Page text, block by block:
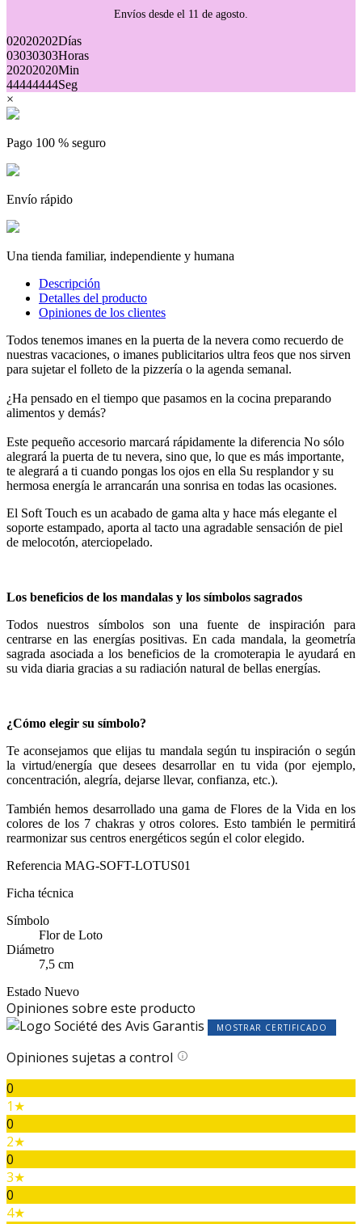
Envíos desde el 11 de agosto.
02020202Días
03030303Horas
20202020Min
44444444Seg
×
Pago 100 % seguro
Envío rápido
Una tienda familiar, independiente y humana
Descripción
Detalles del producto
Opiniones de los clientes
Todos tenemos imanes en la puerta de la nevera como recuerdo de
nuestras vacaciones, o imanes publicitarios ultra feos que nos sirven
para sujetar el folleto de la pizzería o la agenda semanal.
¿Ha pensado en el tiempo que pasamos en la cocina preparando
alimentos y demás?
Este pequeño accesorio marcará rápidamente la diferencia No sólo
alegrará la puerta de tu nevera, sino que, lo que es más importante,
te alegrará a ti cuando pongas los ojos en ella Su resplandor y su
hermosa energía le arrancarán una sonrisa en todas las ocasiones.
El Soft Touch es un acabado de gama alta y hace más elegante el
soporte estampado, aporta al tacto una agradable sensación de piel
de melocotón, aterciopelado.
Los beneficios de los mandalas y los símbolos sagrados
Todos nuestros símbolos son una fuente de inspiración para
centrarse en las energías positivas. En cada mandala, la geometría
sagrada asociada a los beneficios de la cromoterapia le ayudará en
su vida diaria gracias a su radiación natural de bellas energías.
¿Cómo elegir su símbolo?
Te aconsejamos que elijas tu mandala según tu inspiración o según
la virtud/energía que desees desarrollar en tu vida (por ejemplo,
concentración, alegría, dejarse llevar, confianza, etc.).
También hemos desarrollado una gama de Flores de la Vida en los
colores de los 7 chakras y otros colores. Esto también le permitirá
rearmonizar sus centros energéticos según el color elegido.
Referencia MAG-SOFT-LOTUS01
Ficha técnica
Símbolo
Flor de Loto
Diámetro
7,5 cm
Estado Nuevo
Opiniones sobre este producto
MOSTRAR CERTIFICADO
Opiniones sujetas a control
0
1★
0
2★
0
3★
0
4★